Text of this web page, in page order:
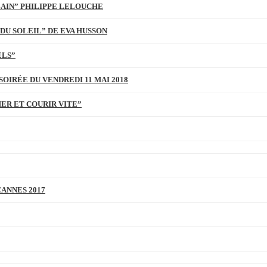
PHILIPPE LELOUCHE
SOLEIL” DE EVA HUSSON
DU VENDREDI 11 MAI 2018
ET COURIR VITE”
2017